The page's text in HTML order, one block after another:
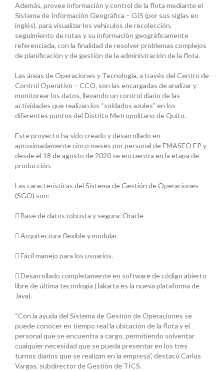
Además, provee información y control de la flota mediante el
Sistema de Información Geográfica – GIS (por sus siglas en
inglés), para visualizar los vehículos de recolección,
seguimiento de rutas y su información geográficamente
referenciada, con la finalidad de resolver problemas complejos
de planificación y de gestión de la administración de la flota.
Las áreas de Operaciones y Tecnología, a través del Centro de
Control Operativo – CCO, son las encargadas de analizar y
monitorear los datos, llevando un control diario de las
actividades que realizan los “soldados azules” en los
diferentes puntos del Distrito Metropolitano de Quito.
Este proyecto ha sido creado y desarrollado en
aproximadamente cinco meses por personal de EMASEO EP y
desde el 18 de agosto de 2020 se encuentra en la etapa de
producción.
Las características del Sistema de Gestión de Operaciones
(SGO) son:
 Base de datos robusta y segura: Oracle
 Arquitectura flexible y modular.
 Fácil manejo para los usuarios.
 Desarrollado completamente en software de código abierto
libre de última tecnología (Jakarta es la nueva plataforma de
Java).
“Con la ayuda del Sistema de Gestión de Operaciones se
puede conocer en tiempo real la ubicación de la flota y el
personal que se encuentra a cargo, permitiendo solventar
cualquier necesidad que se pueda presentar en los tres
turnos diarios que se realizan en la empresa”, destacó Carlos
Vargas, subdirector de Gestión de TICS.